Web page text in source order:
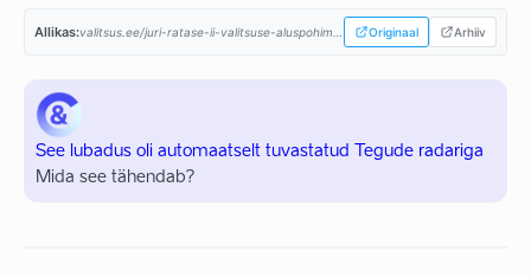
Allikas: Originaal Arhiiv
See lubadus oli automaatselt tuvastatud Tegude radariga
Mida see tähendab?